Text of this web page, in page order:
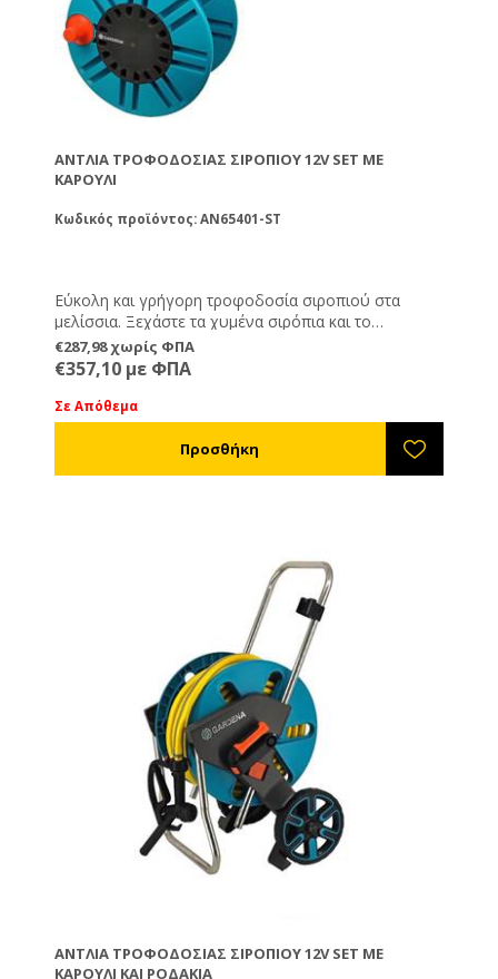
ΑΝΤΛΊΑ ΤΡΟΦΟΔΟΣΊΑΣ ΣΙΡΟΠΙΟΎ 12V SET ΜΕ
ΚΑΡΟΎΛΙ
Κωδικός προϊόντος: AN65401-ST
Εύκολη και γρήγορη τροφοδοσία σιροπιού στα
μελίσσια. Ξεχάστε τα χυμένα σιρόπια και το
κουβάλημα των κουβάδων. Η αντλία σιροπιού/
νερού υψηλής τάσης 12 volt είναι εξοπλισμένη με
αυτόματο διακόπτη πίεσης που ανοίγει και κλείνει
αυτόματα όταν ανοίγετε και κλείνετε τη μάνικα
τοποθετημένη σε καρούλι. (Ίδιο η Παρόμοιο με την
• Προστασία διακόπτη πίεσης: Mε πλήρης αυτόματο
Το Σετ περιλαμβάνει:
• Αντλία για σιρόπι 12V
• Μάνικα Φ20
• Λάστιχο 3/4 25m
• Καρούλι για λάστιχο
• Αντάπτορες σύνδεσης
• 2 Ρακορ 1/2+3/4
• 4 Ταχυσύνδεσμους 3/4
€287,98 χωρίς ΦΠΑ
€357,10 με ΦΠΑ
Σε Απόθεμα
ΑΝΤΛΊΑ ΤΡΟΦΟΔΟΣΊΑΣ ΣΙΡΟΠΙΟΎ 12V SET ΜΕ
ΚΑΡΟΎΛΙ ΚΑΙ ΡΟΔΆΚΙΑ